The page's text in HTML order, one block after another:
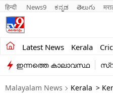
हिन्दी News9 ಕನ್ನಡ తెలుగు
Latest News Kerala
Kerala
India
Entertainment
ഇന്നത്തെ കാലാവസ്ഥ
Malayalam News Kerala >